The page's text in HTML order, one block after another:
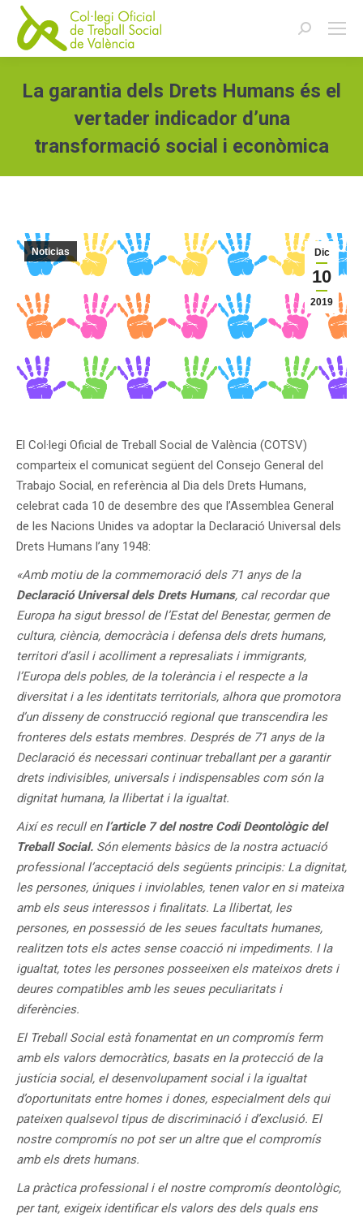
Buscar:
La garantia dels Drets Humans és el
vertader indicador d’una
transformació social i econòmica
Dic
10
2019
Noticias
El Col·legi Oficial de Treball Social de València (COTSV)
comparteix el comunicat següent del Consejo General del
Trabajo Social, en referència al Dia dels Drets Humans,
celebrat cada 10 de desembre des que l’Assemblea General
de les Nacions Unides va adoptar la Declaració Universal dels
Drets Humans l’any 1948:
«Amb motiu de la commemoració dels 71 anys de la
Declaració Universal dels Drets Humans, cal recordar que
Europa ha sigut bressol de l’Estat del Benestar, germen de
cultura, ciència, democràcia i defensa dels drets humans,
territori d’asil i acolliment a represaliats i immigrants,
l’Europa dels pobles, de la tolerància i el respecte a la
diversitat i a les identitats territorials, alhora que promotora
d’un disseny de construcció regional que transcendira les
fronteres dels estats membres. Després de 71 anys de la
Declaració és necessari continuar treballant per a garantir
drets indivisibles, universals i indispensables com són la
dignitat humana, la llibertat i la igualtat.
Així es recull en l’article 7 del nostre Codi Deontològic del
Treball Social. Són elements bàsics de la nostra actuació
professional l’acceptació dels següents principis: La dignitat,
les persones, úniques i inviolables, tenen valor en si mateixa
amb els seus interessos i finalitats. La llibertat, les
persones, en possessió de les seues facultats humanes,
realitzen tots els actes sense coacció ni impediments. I la
igualtat, totes les persones posseeixen els mateixos drets i
deures compatibles amb les seues peculiaritats i
diferències.
El Treball Social està fonamentat en un compromís ferm
amb els valors democràtics, basats en la protecció de la
justícia social, el desenvolupament social i la igualtat
d’oportunitats entre homes i dones, especialment dels qui
pateixen qualsevol tipus de discriminació i d’exclusió. El
nostre compromís no pot ser un altre que el compromís
amb els drets humans.
La pràctica professional i el nostre compromís deontològic,
per tant, exigeix identificar els valors des dels quals ens